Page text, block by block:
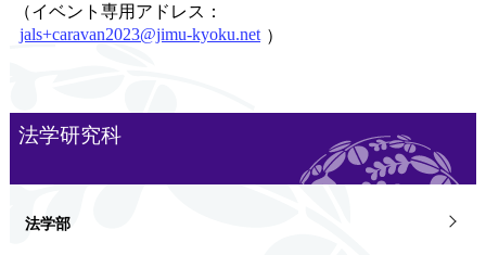
（イベント専用アドレス：
jals+caravan2023@jimu-kyoku.net ）
法学研究科
法学部